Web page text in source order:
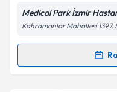
Metni
kapsamda
Medical Park İzmir
Kahramanlar Mahallesi 1397.
Randevu